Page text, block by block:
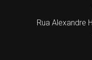
Rua Alexandre